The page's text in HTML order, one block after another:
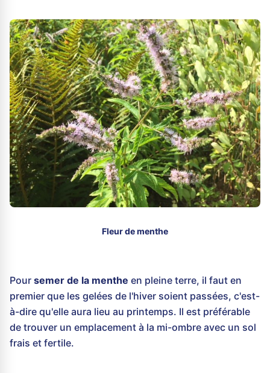
Fleur de menthe
Pour semer de la menthe en pleine terre, il faut en
premier que les gelées de l'hiver soient passées, c'est-
à-dire qu'elle aura lieu au printemps. Il est préférable
de trouver un emplacement à la mi-ombre avec un sol
frais et fertile.